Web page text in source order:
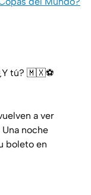
tú? 🇲🇽⚽
a ver
Una noche
boleto en